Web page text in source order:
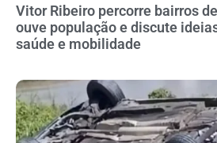
Vitor Ribeiro percorre bairros
ouve população e discute
saúde e mobilidade